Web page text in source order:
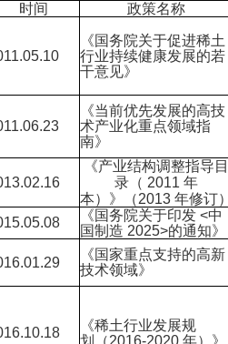
时间
政策名称
《国务院关于促进稀土
行业持续健康发展的若
干意见》
《当前优先发展的高技
术产业化重点领域指
南》
《产业结构调整指导目
录（ 2011 年
本）》（2013 年修订）
《国务院关于印发 <中
国制造 2025>的通知》
《国家重点支持的高新
技术领域》
《稀土行业发展规
划（2016-2020 年）》